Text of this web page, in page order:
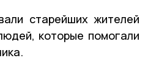
старейших жителей
которые помогали